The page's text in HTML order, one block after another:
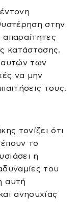
στην
κατάστασης.
αυτών των
να μην
τους.
τονίζει ότι
το
η
του
αυτή
ανησυχίας